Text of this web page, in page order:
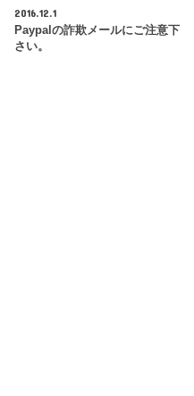
2016.12.1
Paypalの詐欺メールにご注意下
さい。